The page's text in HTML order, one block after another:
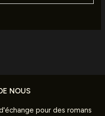
NOUS
pour des romans